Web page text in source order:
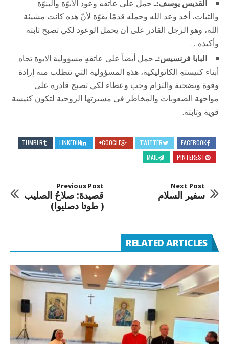
القديس يوسف:ـحمل على عاتقه وعود الأبوّة والبنوّة
والثبات، أخذ وعد الله وحمله قدمًا بقوّة لأنّ هذه كانت مشيئة
الله، وهو الرجل القادر على أن يحمل الوعود لكي تصبح ثابتة
وأكيدة…
البابا فرنسيس:ـحمل أيضاً على عاتقهِ مسؤولية الابوة تجاه
أبناء كنيستهِ الكاثوليكية، هذهِ المسؤولية التي تتطلب منه إرادة
وقوة وتضحية والتزام وحب وعطاء لكي تصبح قادرة على
مواجهة الصعوبات والمخاطر في مسيرتها الروحية لتكون كنيسة
قوية وثابتة.
FACEBOOK
TWITTER
GOOGLE+
LINKEDIN
TUMBLR
PINTEREST
MAIL
Previous Post
قصيدة: صلاحُ الصليب
( طوتا دصليوا)
Next Post
سفير السلام
RELATED ARTICLES